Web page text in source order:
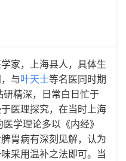
家，上海县人，具体生
与叶天士等名医同时期
精深，日常白日忙于
医理探究，在当时上海
学理论多以《内经》
胃病有深刻见解，认为
采用温补之法即可。当